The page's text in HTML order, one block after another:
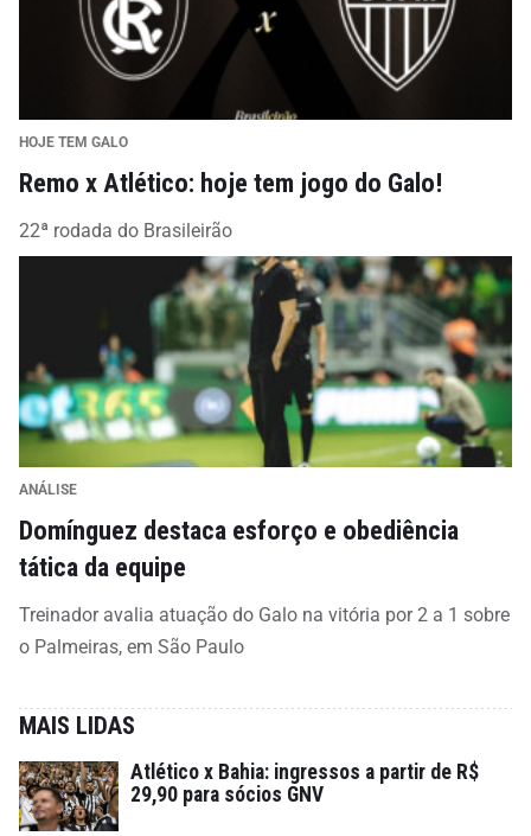
HOJE TEM GALO
Remo x Atlético: hoje tem jogo do Galo!
22ª rodada do Brasileirão
ANÁLISE
Domínguez destaca esforço e obediência
tática da equipe
Treinador avalia atuação do Galo na vitória por 2 a 1 sobre
o Palmeiras, em São Paulo
MAIS LIDAS
Atlético x Bahia: ingressos a partir de R$
29,90 para sócios GNV